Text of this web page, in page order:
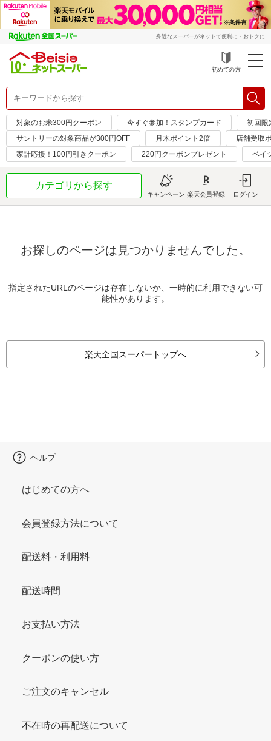
身近なスーパーがネットで便利に・おトクに
初めての方
対象のお米300円クーポン 今すぐ参加！スタンプカード
初回限
サントリーの対象商品が300円OFF
月木ポイント2倍
店舗受取
家計応援！100円引きクーポン
220円クーポンプレゼント ベイ
カテゴリから探す
キャンペーン 楽天会員登録 ログイン
お探しのページは見つかりませんでした。
指定されたURLのページは存在しないか、一時的に利用できない可
能性があります。
楽天全国スーパートップへ
ヘルプ
はじめての方へ
会員登録方法について
配送料・利用料
配送時間
お支払い方法
クーポンの使い方
ご注文のキャンセル
不在時の再配送について